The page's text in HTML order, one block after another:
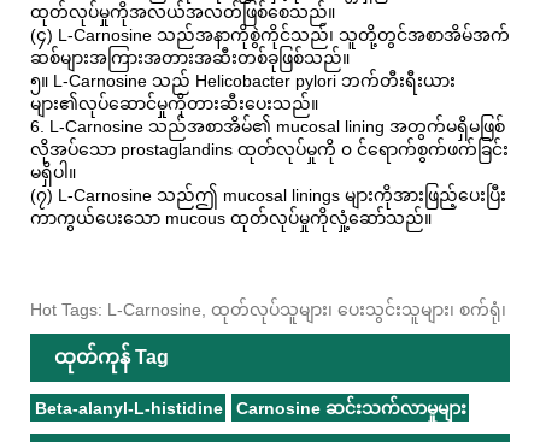
ထုတ်လုပ်မှုကိုအလယ်အလတ်ဖြစ်စေသည်။
(၄) L-Carnosine သည်အနာကိုစွဲကိုင်သည်၊ သူတို့တွင်အစာအိမ်အက်
ဆစ်များအကြားအတားအဆီးတစ်ခုဖြစ်သည်။
၅။ L-Carnosine သည် Helicobacter pylori ဘက်တီးရီးယား
များ၏လုပ်ဆောင်မှုကိုတားဆီးပေးသည်။
6. L-Carnosine သည်အစာအိမ်၏ mucosal lining အတွက်မရှိမဖြစ်
လိုအပ်သော prostaglandins ထုတ်လုပ်မှုကို ၀ င်ရောက်စွက်ဖက်ခြင်း
မရှိပါ။
(၇) L-Carnosine သည်ဤ mucosal linings များကိုအားဖြည့်ပေးပြီး
ကာကွယ်ပေးသော mucous ထုတ်လုပ်မှုကိုလှုံ့ဆော်သည်။
Hot Tags: L-Carnosine, ထုတ်လုပ်သူများ၊ ပေးသွင်းသူများ၊ စက်ရုံ၊
ထုတ်ကုန် Tag
Beta-alanyl-L-histidine Carnosine ဆင်းသက်လာမှုများ